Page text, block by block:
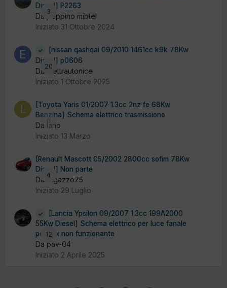
3
Diesel] P2263
Da peppino mibtel
Iniziato 31 Ottobre 2024
20
[nissan qashqai 09/2010 1461cc k9k 78Kw
Diesel] p0606
Da elettrautonice
Iniziato 1 Ottobre 2025
[Toyota Yaris 01/2007 1.3cc 2nz fe 68Kw
Benzina] Schema elettrico trasmissione
Da lario
Iniziato 13 Marzo
4
[Renault Mascott 05/2002 2800cc sofim 78Kw
Diesel] Non parte
Da ragazzo75
Iniziato 29 Luglio
12
[Lancia Ypsilon 09/2007 1.3cc 199A2000
55Kw Diesel] Schema elettrico per luce fanale
post dx non funzionante
Da pav-04
Iniziato 2 Aprile 2025